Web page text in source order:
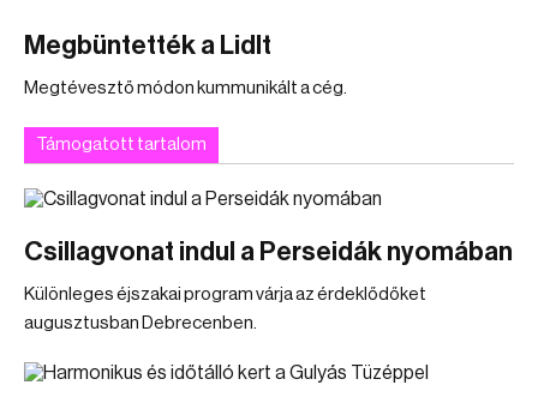
Megbüntették a Lidlt
Megtévesztő módon kummunikált a cég.
Támogatott tartalom
Csillagvonat indul a Perseidák nyomában
Különleges éjszakai program várja az érdeklődőket
augusztusban Debrecenben.